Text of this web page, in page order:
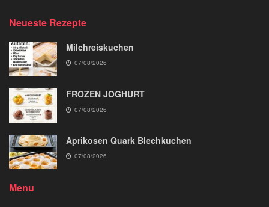
Neueste Rezepte
Milchreiskuchen
07/08/2026
FROZEN JOGHURT
07/08/2026
Aprikosen Quark Blechkuchen
07/08/2026
Menu